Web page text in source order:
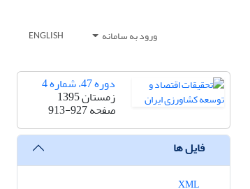
ورود به سامانه ENGLISH
دوره 47، شماره 4
زمستان 1395
صفحه913-927
فایل ها